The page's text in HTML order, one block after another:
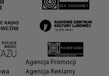
Agencja Promocji
Agencja Reklamy